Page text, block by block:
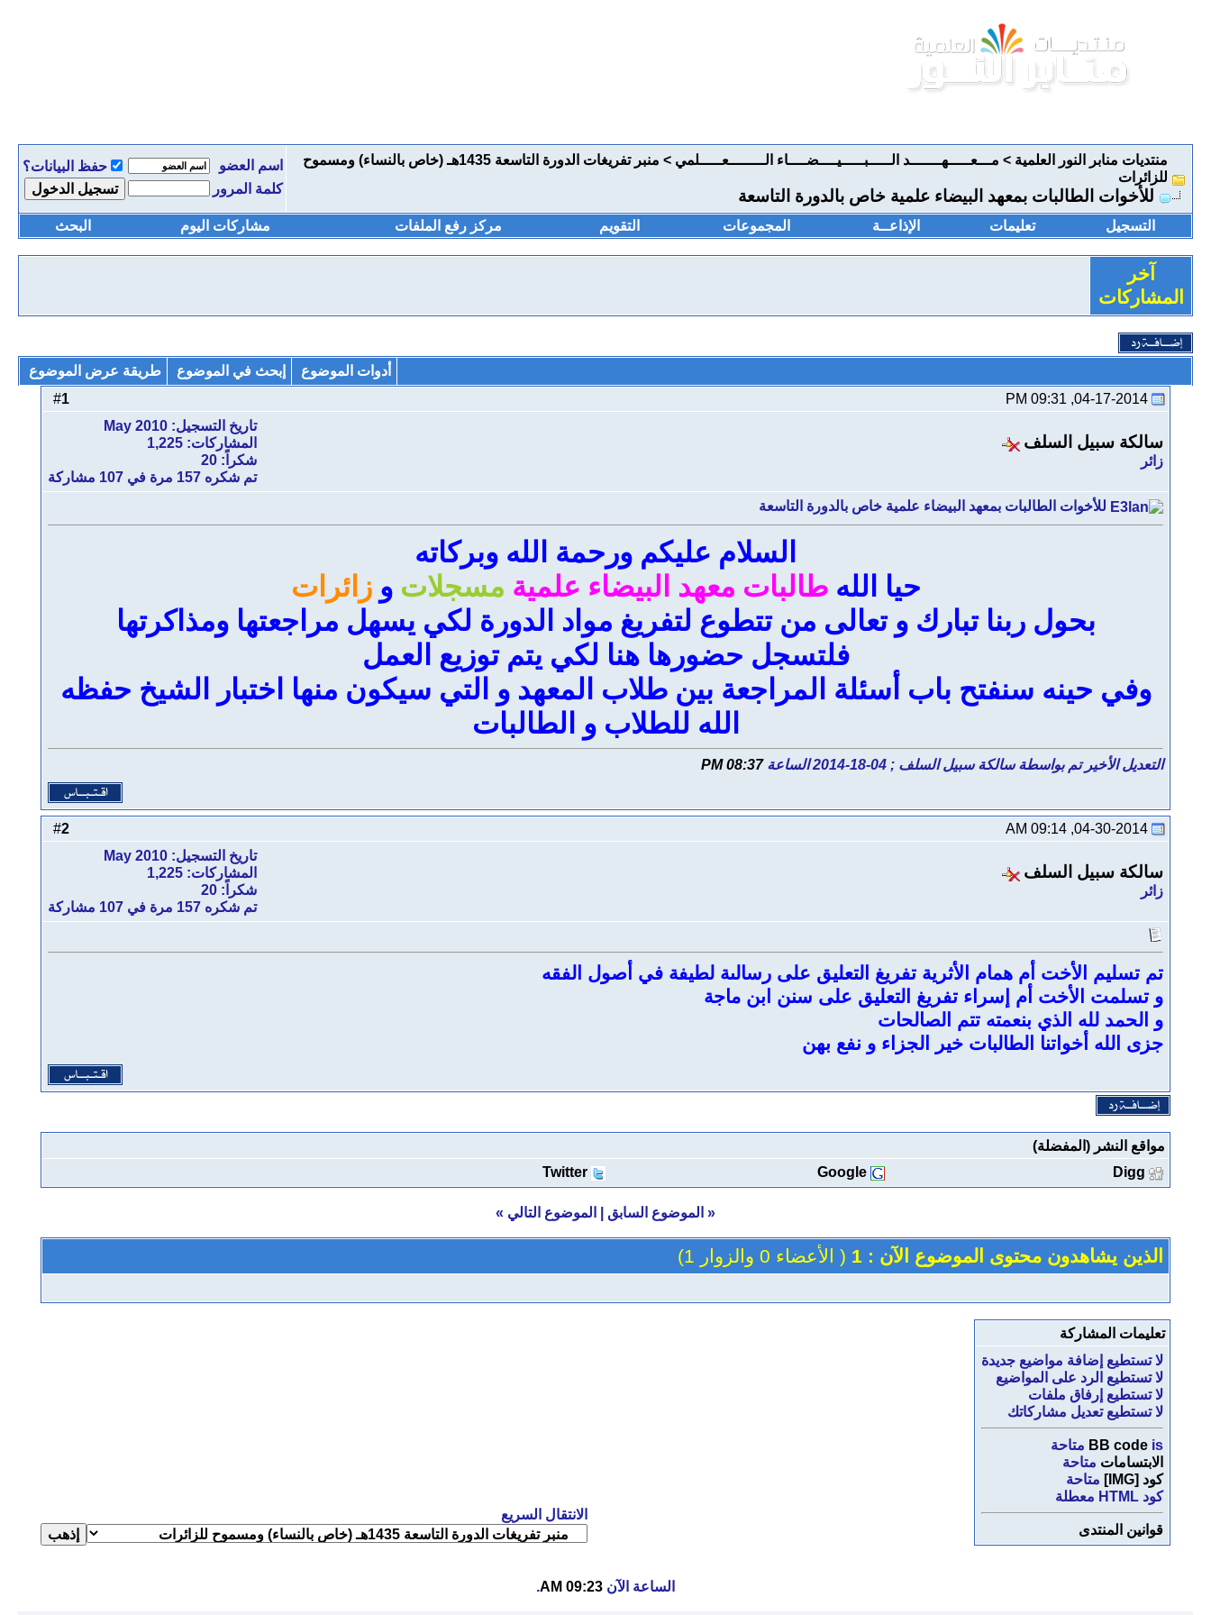
منتديات منابر النور العلمية > مـــعـــــهـــــــد الـــــبـــــيــــضــــاء الــــــــعـــــلمي >
منبر تفريغات الدورة التاسعة 1435هـ (خاص بالنساء) ومسموح
للزائرات
للأخوات الطالبات بمعهد البيضاء علمية خاص بالدورة التاسعة
اسم العضو
حفظ البيانات؟
كلمة المرور
التسجيل تعليمات الإذاعــة المجموعات التقويم مركز رفع الملفات مشاركات اليوم البحث
آخر
المشاركات
أدوات الموضوع إبحث في الموضوع
طريقة عرض الموضوع
1
سالكة سبيل السلف
زائر
تاريخ التسجيل: May 2010
المشاركات: 1,225
شكراً: 20
تم شكره 157 مرة في 107 مشاركة
للأخوات الطالبات بمعهد البيضاء علمية خاص بالدورة التاسعة
السلام عليكم ورحمة الله وبركاته
حيا اللهطالبات معهد البيضاء علمية مسجلات وزائرات
بحول ربنا تبارك و تعالى من تتطوع لتفريغ مواد الدورة لكي يسهل مراجعتها ومذاكرتها
فلتسجل حضورها هنا لكي يتم توزيع العمل
وفي حينه سنفتح باب أسئلة المراجعة بين طلاب المعهد و التي سيكون منها اختبار الشيخ حفظه
الله للطلاب و الطالبات
التعديل الأخير تم بواسطة سالكة سبيل السلف ; 04-18-2014 الساعة 08:37 PM
2
سالكة سبيل السلف
زائر
تاريخ التسجيل: May 2010
المشاركات: 1,225
شكراً: 20
تم شكره 157 مرة في 107 مشاركة
تم تسليم الأخت أم همام الأثرية تفريغ التعليق على رسالىة لطيفة في أصول الفقه
و تسلمت الأخت أم إسراء تفريغ التعليق على سنن ابن ماجة
و الحمد لله الذي بنعمته تتم الصالحات
جزى الله أخواتنا الطالبات خير الجزاء و نفع بهن
مواقع النشر (المفضلة)
Digg
Google
Twitter
« الموضوع السابق الموضوع التالي »
الذين يشاهدون محتوى الموضوع الآن : 1 ( الأعضاء 0 والزوار 1)
تعليمات المشاركة
لا تستطيع إضافة مواضيع جديدة
لا تستطيع الرد على المواضيع
لا تستطيع إرفاق ملفات
لا تستطيع تعديل مشاركاتك
BB code is
متاحة
الابتسامات متاحة
كود [IMG]
متاحة
كود HTML
معطلة
قوانين المنتدى
الانتقال السريع
الساعة الآن 09:23 AM
.